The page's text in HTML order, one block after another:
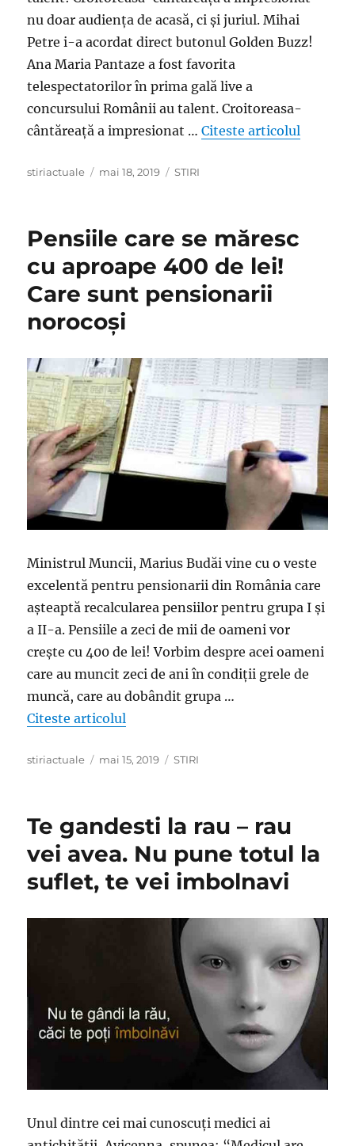
nu doar audiența de acasă, ci și juriul. Mihai
Petre i-a acordat direct butonul Golden Buzz!
Ana Maria Pantaze a fost favorita
telespectatorilor în prima gală live a
concursului Românii au talent. Croitoreasa-
cântăreață a impresionat …Citeste articolul
Author
stiriactuale
Posted
mai 18, 2019 Categories
STIRI
Pensiile care se măresc
cu aproape 400 de lei!
Care sunt pensionarii
norocoşi
Ministrul Muncii, Marius Budăi vine cu o veste
excelentă pentru pensionarii din România care
așteaptă recalcularea pensiilor pentru grupa I și
a II-a. Pensiile a zeci de mii de oameni vor
crește cu 400 de lei! Vorbim despre acei oameni
care au muncit zeci de ani în condiții grele de
muncă, care au dobândit grupa …
Citeste articolul
Author
stiriactuale
Posted
mai 15, 2019 Categories
STIRI
Te gandesti la rau – rau
vei avea. Nu pune totul la
suflet, te vei imbolnavi
Unul dintre cei mai cunoscuți medici ai